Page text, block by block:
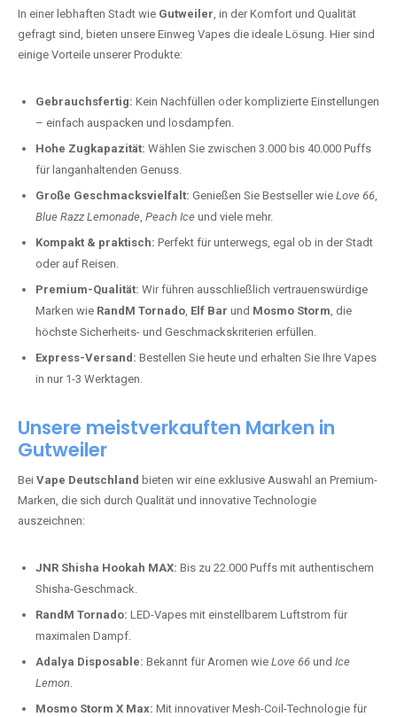
In einer lebhaften Stadt wie Gutweiler, in der Komfort und Qualität
gefragt sind, bieten unsere Einweg Vapes die ideale Lösung. Hier sind
einige Vorteile unserer Produkte:
Gebrauchsfertig: Kein Nachfüllen oder komplizierte Einstellungen
– einfach auspacken und losdampfen.
Hohe Zugkapazität: Wählen Sie zwischen 3.000 bis 40.000 Puffs
für langanhaltenden Genuss.
Große Geschmacksvielfalt: Genießen Sie Bestseller wie Love 66,
Blue Razz Lemonade, Peach Ice und viele mehr.
Kompakt & praktisch: Perfekt für unterwegs, egal ob in der Stadt
oder auf Reisen.
Premium-Qualität: Wir führen ausschließlich vertrauenswürdige
Marken wie RandM Tornado, Elf Bar und Mosmo Storm, die
höchste Sicherheits- und Geschmackskriterien erfüllen.
Express-Versand: Bestellen Sie heute und erhalten Sie Ihre Vapes
in nur 1-3 Werktagen.
Unsere meistverkauften Marken in
Gutweiler
Bei Vape Deutschland bieten wir eine exklusive Auswahl an Premium-
Marken, die sich durch Qualität und innovative Technologie
auszeichnen:
JNR Shisha Hookah MAX: Bis zu 22.000 Puffs mit authentischem
Shisha-Geschmack.
RandM Tornado: LED-Vapes mit einstellbarem Luftstrom für
maximalen Dampf.
Adalya Disposable: Bekannt für Aromen wie Love 66 und Ice
Lemon.
Mosmo Storm X Max: Mit innovativer Mesh-Coil-Technologie für